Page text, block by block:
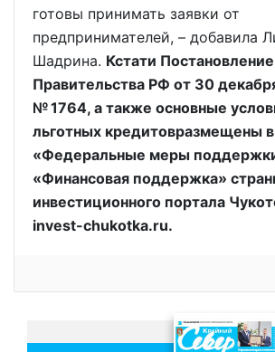
готовы принимать заявки от
предпринимателей, – добавила
Шадрина. Кстати Постановление
Правительства РФ от 30
№ 1764, а также основные
льготных кредитовразмещены
«Федеральные меры
«Финансовая поддержка»
инвестиционного портала
invest-chukotka.ru.